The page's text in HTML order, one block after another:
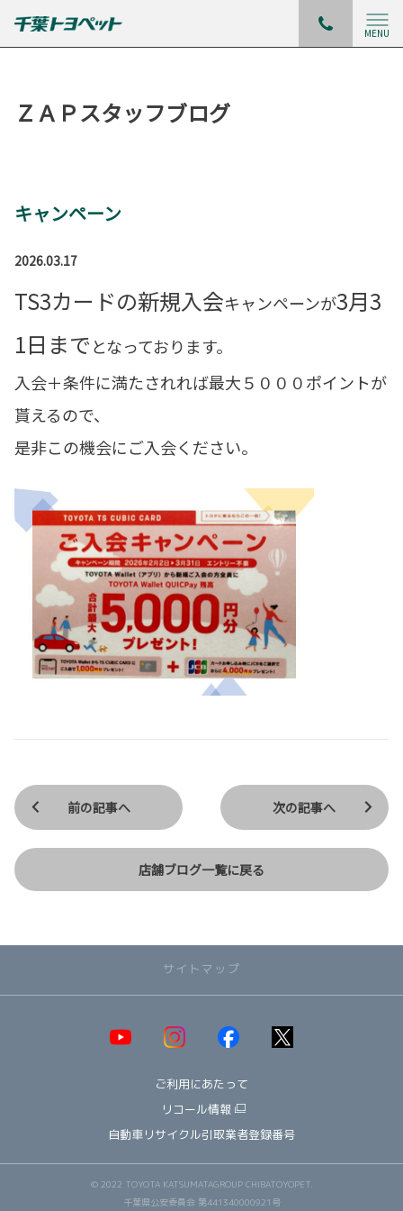
MENU
ＺＡＰスタッフブログ
キャンペーン
2026.03.17
TS3カードの新規入会キャンペーンが3月3
1日までとなっております。
入会＋条件に満たされれば最大５０００ポイントが
貰えるので、
是非この機会にご入会ください。
前の記事へ
店舗ブログ一覧に戻る
次の記事へ
サイトマップ
ウェルキャブ（福祉車両）
ヤリス
ご利用にあたって
リコール情報
自動車リサイクル引取業者登録番号
© 2022 TOYOTA KATSUMATAGROUP CHIBATOYOPET.
千葉県公安委員会 第441340000921号